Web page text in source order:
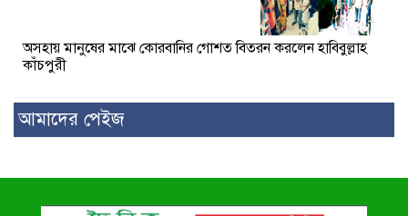
অসহায় মানুষের মাঝে কোরবানির গোশত বিতরন করলেন হাবিবুল্লাহ
কাঁচপুরী
আমাদের পেইজ